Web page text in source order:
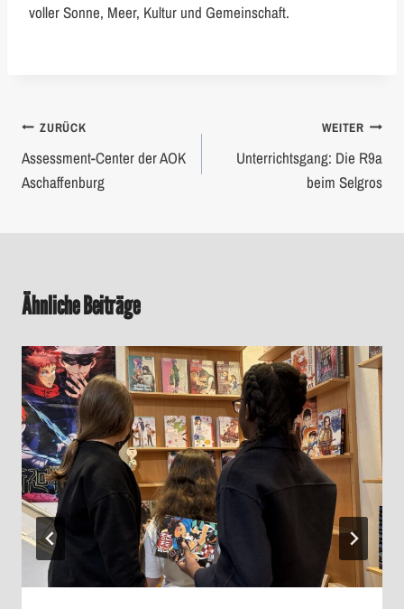
voller Sonne, Meer, Kultur und Gemeinschaft.
Beitragsnavigation
ZURÜCK
Assessment-Center der AOK
Aschaffenburg
WEITER
Unterrichtsgang: Die R9a
beim Selgros
Ähnliche Beiträge